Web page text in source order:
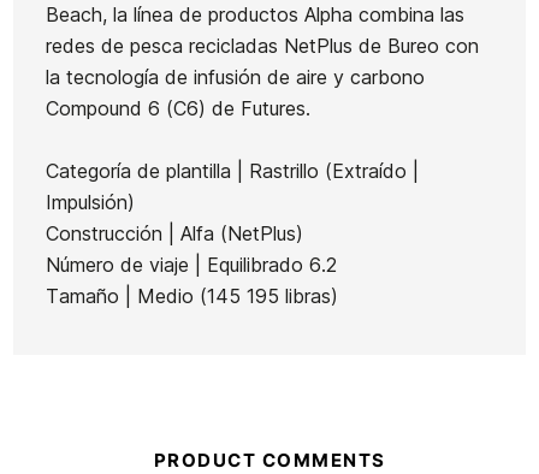
Beach, la línea de productos Alpha combina las
redes de pesca recicladas NetPlus de Bureo con
la tecnología de infusión de aire y carbono
Compound 6 (C6) de Futures.
Categoría de plantilla | Rastrillo (Extraído |
Impulsión)
Construcción | Alfa (NetPlus)
Número de viaje | Equilibrado 6.2
Tamaño | Medio (145 195 libras)
ReferenceKM-VAQUX40156
In stock 2 Items
Ean13 21061952
Quillas
FCSII
Neo
Glass
Sage
Tri Fins
Blue Fins
Performer
Glass
Pacific Tri
Fins FCS
Performer
Glass Tri
Fins
PRODUCT COMMENTS